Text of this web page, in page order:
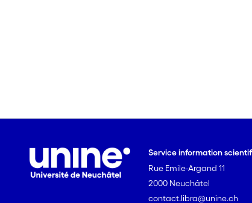
Service information
Rue Emile-Argand 11
2000 Neuchâtel
contact.libra@unine.ch